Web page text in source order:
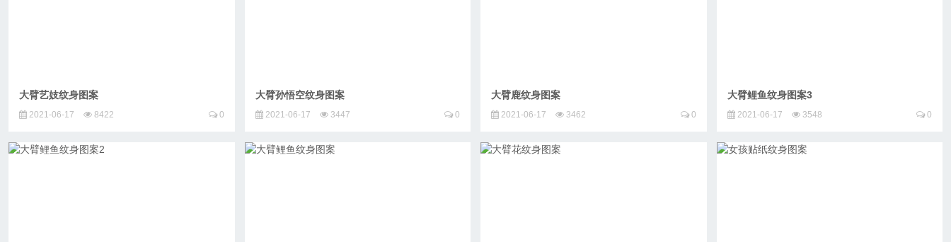
大臂艺妓纹身图案
2021-06-17 8422 0
大臂孙悟空纹身图案
2021-06-17 3447 0
大臂鹿纹身图案
2021-06-17 3462 0
大臂鲤鱼纹身图案3
2021-06-17 3548 0